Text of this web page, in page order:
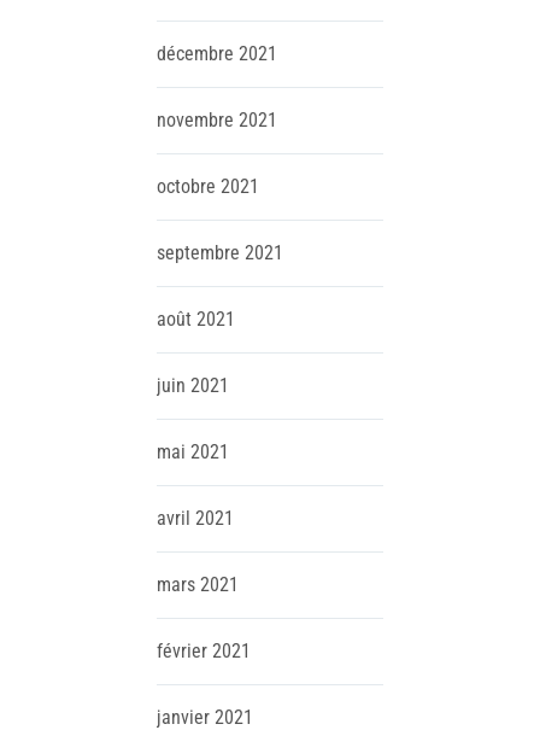
décembre 2021
novembre 2021
octobre 2021
septembre 2021
août 2021
juin 2021
mai 2021
avril 2021
mars 2021
février 2021
janvier 2021